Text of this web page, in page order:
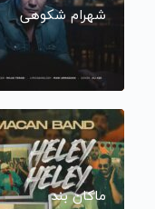
شهرام شکوهی
ماکان بند